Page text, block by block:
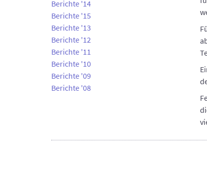
Berichte '14
Berichte '15
Berichte '13
Berichte '12
Berichte '11
Berichte '10
Berichte '09
Berichte '08